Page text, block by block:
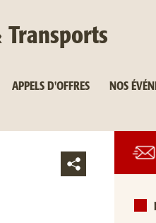
APPELS D'OFFRES NOS